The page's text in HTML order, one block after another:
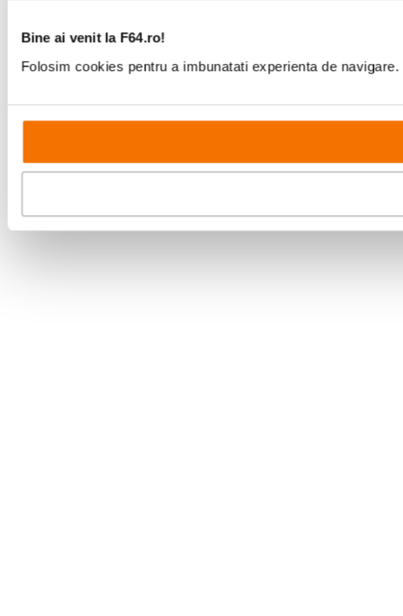
Bine ai venit la F64.ro!
Folosim cookies pentru a imbunatati experienta de